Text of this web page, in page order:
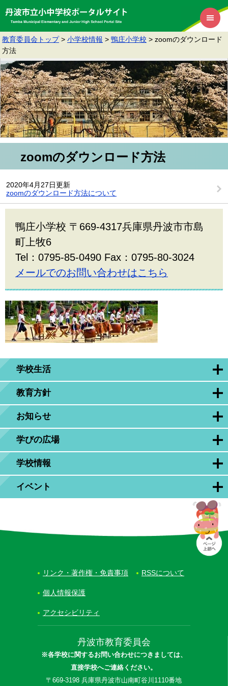
教育委員会トップ > 小学校情報 > 鴨庄小学校 > zoomのダウンロード
方法
学校生活
教育方針
お知らせ
学びの広場
学校情報
イベント
zoomのダウンロード方法
2020年4月27日更新
zoomのダウンロード方法について
鴨庄小学校 〒669-4317兵庫県丹波市市島
町上牧6
Tel：0795-85-0490 Fax：0795-80-3024
メールでのお問い合わせはこちら
丹波市教育委員会
※各学校に関するお問い合わせにつきましては、
直接学校へご連絡ください。
〒669-3198 兵庫県丹波市山南町谷川1110番地
リンク・著作権・免責事項 RSSについて
個人情報保護
アクセシビリティ